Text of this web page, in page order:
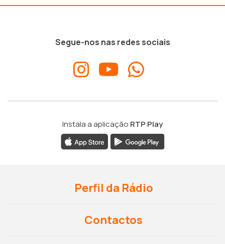
Segue-nos nas redes sociais
Instala a aplicação RTP Play
Perfil da Rádio
Contactos